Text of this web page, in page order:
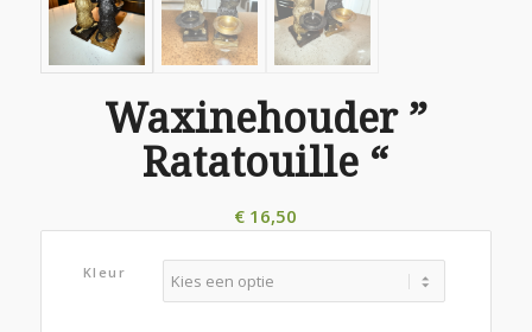
Waxinehouder ”
Ratatouille “
€ 16,50
Kleur